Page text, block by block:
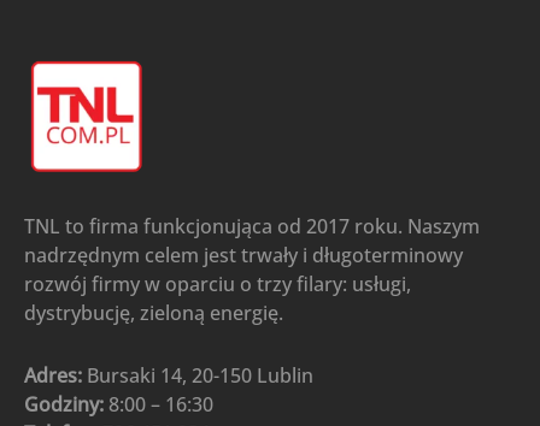
TNL to firma funkcjonująca od 2017 roku. Naszym
nadrzędnym celem jest trwały i długoterminowy
rozwój firmy w oparciu o trzy filary: usługi,
dystrybucję, zieloną energię.
Adres: Bursaki 14, 20-150 Lublin
Godziny: 8:00 – 16:30